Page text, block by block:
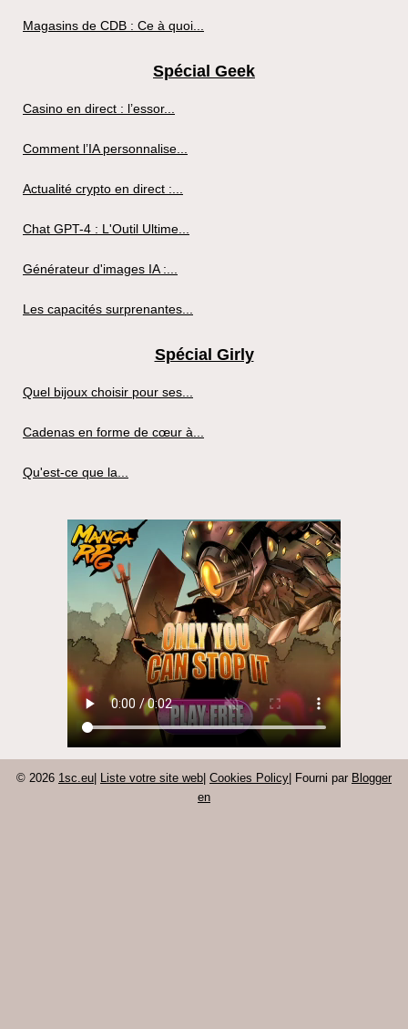
Magasins de CDB : Ce à quoi...
Spécial Geek
Casino en direct : l’essor...
Comment l’IA personnalise...
Actualité crypto en direct :...
Chat GPT-4 : L'Outil Ultime...
Générateur d'images IA :...
Les capacités surprenantes...
Spécial Girly
Quel bijoux choisir pour ses...
Cadenas en forme de cœur à...
Qu'est-ce que la...
© 2026 1sc.eu Liste votre site web Cookies Policy | Fourni par Blogger
en